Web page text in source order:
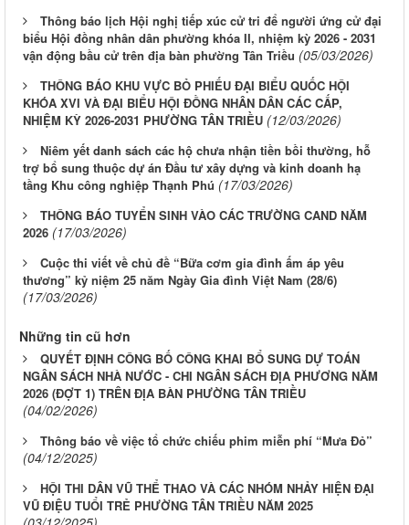
Thông báo lịch Hội nghị tiếp xúc cử tri để người ứng cử đại
biểu Hội đồng nhân dân phường khóa II, nhiệm kỳ 2026 - 2031
vận động bầu cử trên địa bàn phường Tân Triều (05/03/2026)
THÔNG BÁO KHU VỰC BỎ PHIẾU ĐẠI BIỂU QUỐC HỘI
KHÓA XVI VÀ ĐẠI BIỂU HỘI ĐỒNG NHÂN DÂN CÁC CẤP,
NHIỆM KỲ 2026-2031 PHƯỜNG TÂN TRIỀU (12/03/2026)
Niêm yết danh sách các hộ chưa nhận tiền bồi thường, hỗ
trợ bổ sung thuộc dự án Đầu tư xây dựng và kinh doanh hạ
tầng Khu công nghiệp Thạnh Phú (17/03/2026)
THÔNG BÁO TUYỂN SINH VÀO CÁC TRƯỜNG CAND NĂM
2026 (17/03/2026)
Cuộc thi viết về chủ đề “Bữa cơm gia đình ấm áp yêu
thương” kỷ niệm 25 năm Ngày Gia đình Việt Nam (28/6)
(17/03/2026)
Những tin cũ hơn
QUYẾT ĐỊNH CÔNG BỐ CÔNG KHAI BỔ SUNG DỰ TOÁN
NGÂN SÁCH NHÀ NƯỚC - CHI NGÂN SÁCH ĐỊA PHƯƠNG NĂM
2026 (ĐỢT 1) TRÊN ĐỊA BÀN PHƯỜNG TÂN TRIỀU
(04/02/2026)
Thông báo về việc tổ chức chiếu phim miễn phí “Mưa Đỏ”
(04/12/2025)
HỘI THI DÂN VŨ THỂ THAO VÀ CÁC NHÓM NHẢY HIỆN ĐẠI
VŨ ĐIỆU TUỔI TRẺ PHƯỜNG TÂN TRIỀU NĂM 2025